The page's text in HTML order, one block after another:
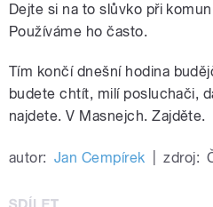
Dejte si na to slůvko při
Používáme ho často.
Tím končí dnešní hodina
budete chtít, milí posluchači,
najdete. V Masnejch. Zajděte.
autor: Jan Cempírek zdroj: